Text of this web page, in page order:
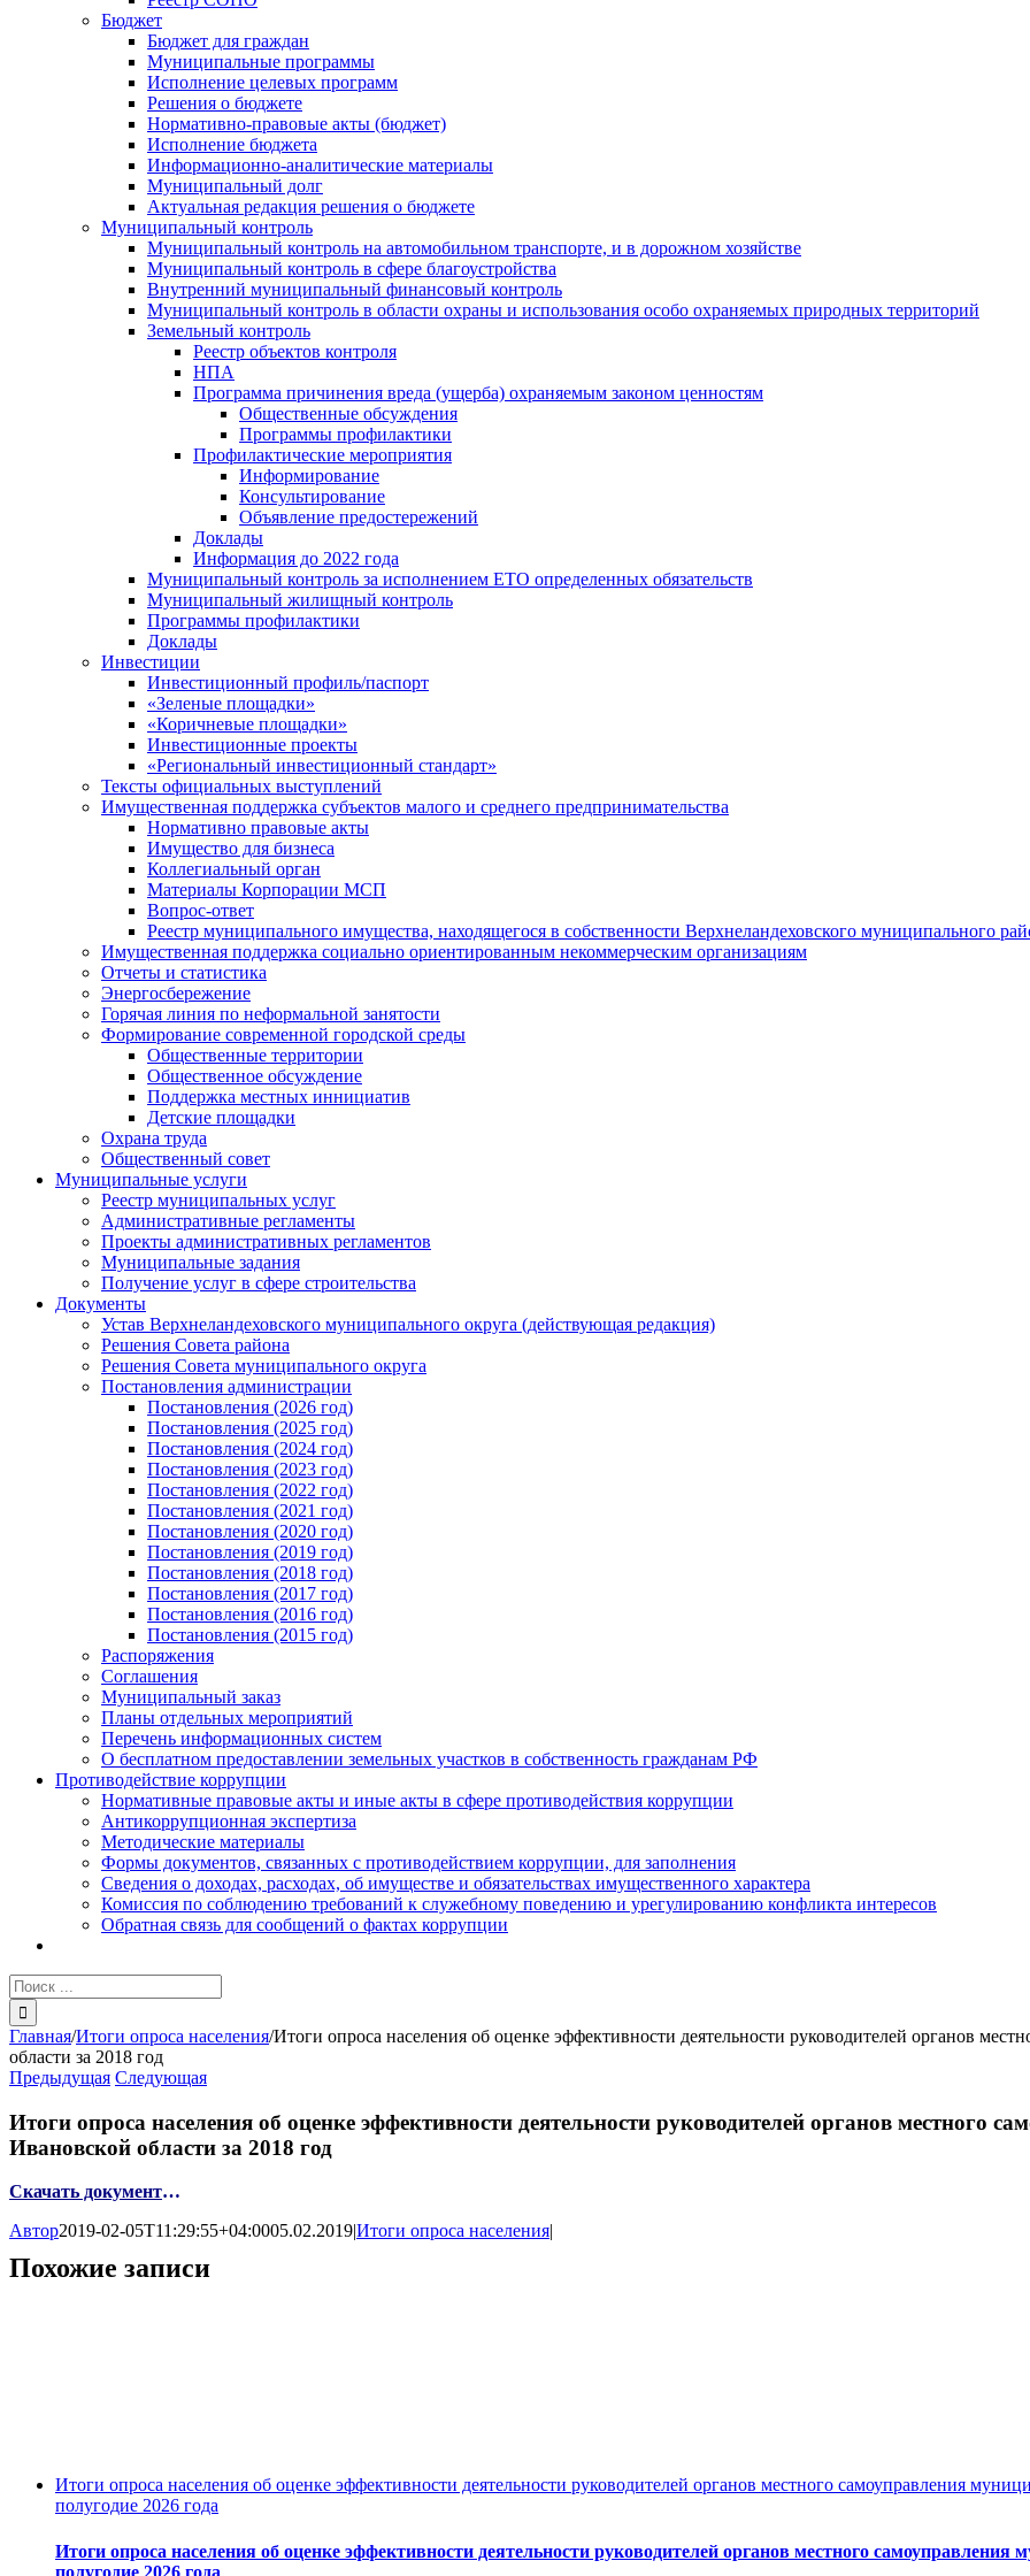
Бюджет
Бюджет для граждан
Муниципальные программы
Исполнение целевых программ
Решения о бюджете
Нормативно-правовые акты (бюджет)
Исполнение бюджета
Информационно-аналитические материалы
Муниципальный долг
Актуальная редакция решения о бюджете
Муниципальный контроль
Муниципальный контроль на автомобильном транспорте, и в дорожном хозяйстве
Муниципальный контроль в сфере благоустройства
Внутренний муниципальный финансовый контроль
Муниципальный контроль в области охраны и использования особо охраняемых природных территорий
Земельный контроль
Реестр объектов контроля
НПА
Программа причинения вреда (ущерба) охраняемым законом ценностям
Общественные обсуждения
Программы профилактики
Профилактические мероприятия
Информирование
Консультирование
Объявление предостережений
Доклады
Информация до 2022 года
Муниципальный контроль за исполнением ЕТО определенных обязательств
Муниципальный жилищный контроль
Программы профилактики
Доклады
Инвестиции
Инвестиционный профиль/паспорт
«Зеленые площадки»
«Коричневые площадки»
Инвестиционные проекты
«Региональный инвестиционный стандарт»
Тексты официальных выступлений
Имущественная поддержка субъектов малого и среднего предпринимательства
Нормативно правовые акты
Имущество для бизнеса
Коллегиальный орган
Материалы Корпорации МСП
Вопрос-ответ
Реестр муниципального имущества, находящегося в собственности Верхнеландеховского муниципального
Имущественная поддержка социально ориентированным некоммерческим организациям
Отчеты и статистика
Энергосбережение
Горячая линия по неформальной занятости
Формирование современной городской среды
Общественные территории
Общественное обсуждение
Поддержка местных иннициатив
Детские площадки
Охрана труда
Общественный совет
Муниципальные услуги
Реестр муниципальных услуг
Административные регламенты
Проекты административных регламентов
Муниципальные задания
Получение услуг в сфере строительства
Документы
Устав Верхнеландеховского муниципального округа (действующая редакция)
Решения Совета района
Решения Совета муниципального округа
Постановления администрации
Постановления (2026 год)
Постановления (2025 год)
Постановления (2024 год)
Постановления (2023 год)
Постановления (2022 год)
Постановления (2021 год)
Постановления (2020 год)
Постановления (2019 год)
Постановления (2018 год)
Постановления (2017 год)
Постановления (2016 год)
Постановления (2015 год)
Распоряжения
Соглашения
Муниципальный заказ
Планы отдельных мероприятий
Перечень информационных систем
О бесплатном предоставлении земельных участков в собственность гражданам РФ
Противодействие коррупции
Нормативные правовые акты и иные акты в сфере противодействия коррупции
Антикоррупционная экспертиза
Методические материалы
Формы документов, связанных с противодействием коррупции, для заполнения
Сведения о доходах, расходах, об имуществе и обязательствах имущественного характера
Комиссия по соблюдению требований к служебному поведению и урегулированию конфликта интересов
Обратная связь для сообщений о фактах коррупции
Результат
поиска:
Главная/Итоги опроса населения/Итоги опроса населения об оценке эффективности деятельности руководителей органов
области за 2018 год
Предыдущая Следующая
Итоги опроса населения об оценке эффективности деятельности руководителей органов местного
Ивановской области за 2018 год
Скачать документ…
Автор2019-02-05T11:29:55+04:0005.02.2019|Итоги опроса населения|
Похожие записи
Итоги опроса населения об оценке эффективности деятельности руководителей органов местного самоуправления
полугодие 2026 года
Итоги опроса населения об оценке эффективности деятельности руководителей органов местного
полугодие 2026 года